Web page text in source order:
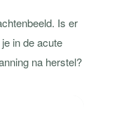
Is er
in de acute
na herstel?